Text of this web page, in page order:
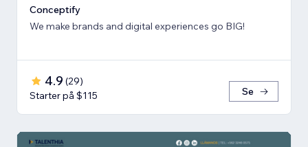
Conceptify
We make brands and digital experiences go BIG!
4.9 (29)
Starter på $115
Se